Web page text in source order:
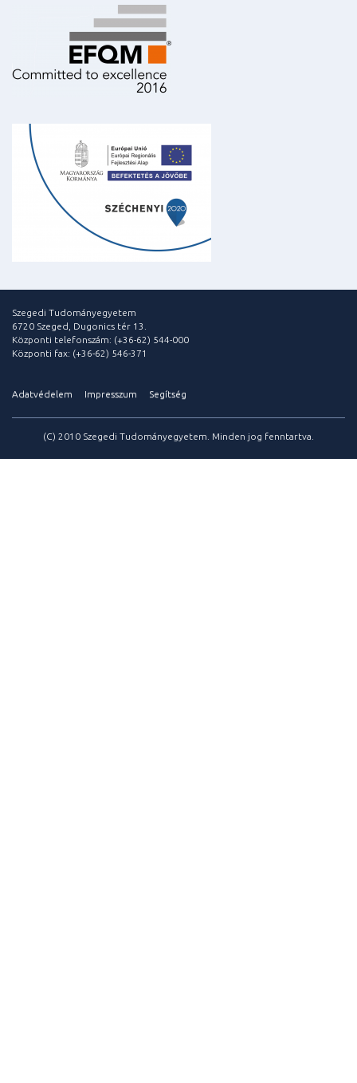
Szegedi Tudományegyetem
6720 Szeged, Dugonics tér 13.
Központi telefonszám: (+36-62) 544-000
Központi fax: (+36-62) 546-371
Adatvédelem Impresszum Segítség
(C) 2010 Szegedi Tudományegyetem. Minden jog fenntartva.